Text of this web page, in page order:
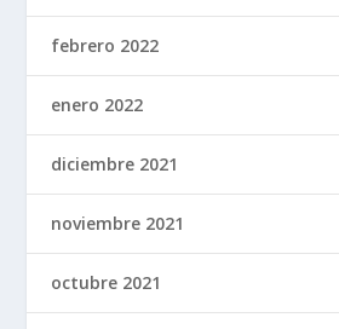
febrero 2022
enero 2022
diciembre 2021
noviembre 2021
octubre 2021